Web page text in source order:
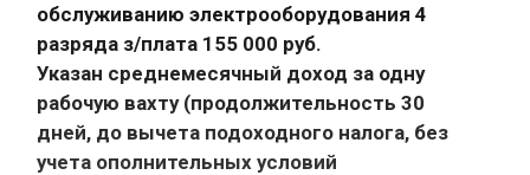
обслуживанию электрооборудования 4
разряда з/плата 155 000 руб.
Указан среднемесячный доход за одну
рабочую вахту (продолжительность 30
дней, до вычета подоходного налога, без
учета ополнительных условий